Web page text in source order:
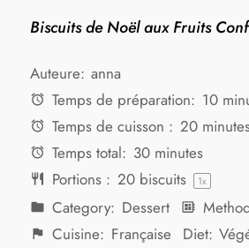
Biscuits de Noël aux Fruits
Auteure: anna
Temps de préparation: 10
Temps de cuisson : 20
Temps total: 30 minutes
Portions : 20biscuits 1x
Category: Dessert
Cuisine: Française Diet: